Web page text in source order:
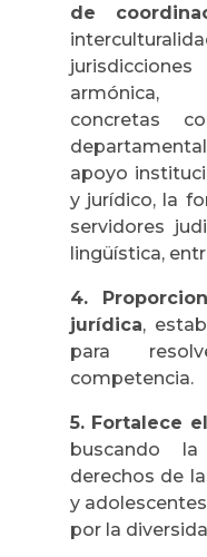
de
armónica,
concretas
apoyo
y jurídico, la
servidores
lingüística,
4.
jurídica,
para
competencia.
5. Fortalece
buscando
derechos de
y
por la